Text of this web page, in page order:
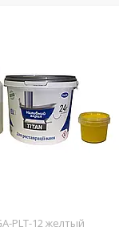
PLT-12 желтый